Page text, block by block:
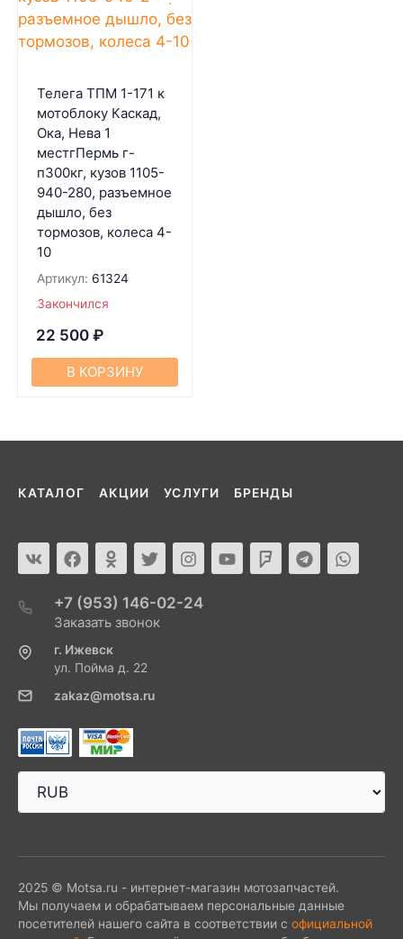
Телега ТПМ 1-171 к
мотоблоку Каскад,
Ока, Нева 1
местгПермь г-
п300кг, кузов 1105-
940-280, разъемное
дышло, без
тормозов, колеса 4-
10
Артикул: 61324
Закончился
22 500 ₽
В КОРЗИНУ
КАТАЛОГ АКЦИИ УСЛУГИ БРЕНДЫ
+7 (953) 146-02-24
Заказать звонок
г. Ижевск
ул. Пойма д. 22
zakaz@motsa.ru
2025 © Motsa.ru - интернет-магазин мотозапчастей.
Мы получаем и обрабатываем персональные данные
посетителей нашего сайта в соответствии с официальной